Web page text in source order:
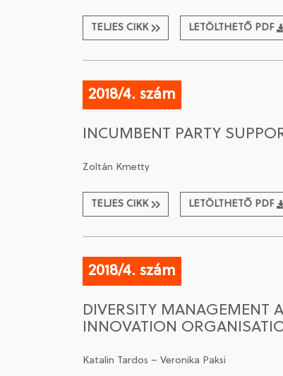
TELJES CIKK LETÖLTHETŐ PDF
2018/4. szám
INCUMBENT PARTY
Zoltán Kmetty
TELJES CIKK LETÖLTHETŐ PDF
2018/4. szám
DIVERSITY MANAGEMENT
INNOVATION
Katalin Tardos – Veronika Paksi